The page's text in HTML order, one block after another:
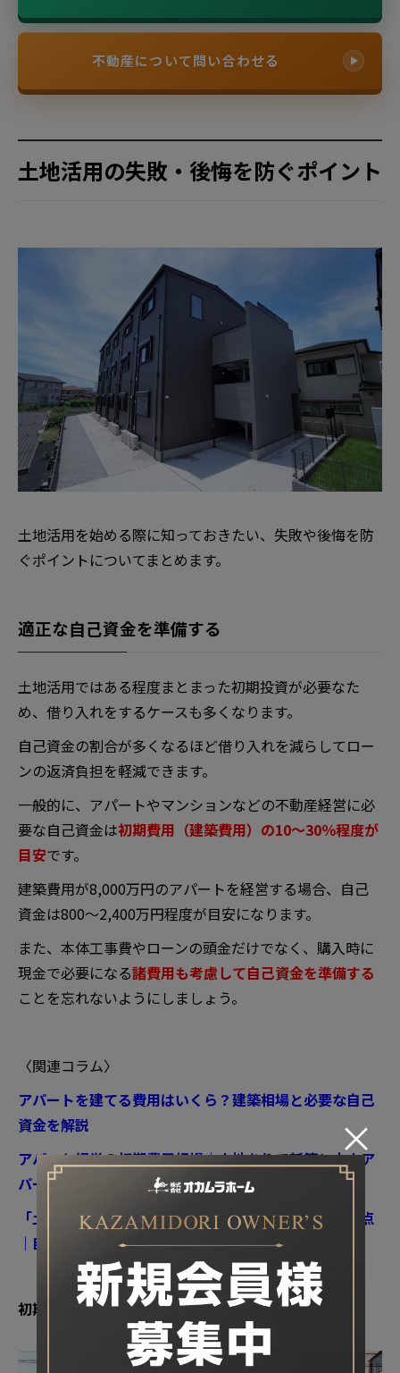
不動産について問い合わせる
土地活用の失敗・後悔を防ぐポイント
土地活用を始める際に知っておきたい、失敗や後悔を防
ぐポイントについてまとめます。
適正な自己資金を準備する
土地活用ではある程度まとまった初期投資が必要なた
め、借り入れをするケースも多くなります。
自己資金の割合が多くなるほど借り入れを減らしてロー
ンの返済負担を軽減できます。
一般的に、アパートやマンションなどの不動産経営に必
要な自己資金は初期費用（建築費用）の10～30％程度が
目安です。
建築費用が8,000万円のアパートを経営する場合、自己
資金は800～2,400万円程度が目安になります。
また、本体工事費やローンの頭金だけでなく、購入時に
現金で必要になる諸費用も考慮して自己資金を準備する
ことを忘れないようにしましょう。
〈関連コラム〉
アパートを建てる費用はいくら？建築相場と必要な自己
資金を解説
アパート経営の初期費用相場｜土地ありで新築と中古ア
パート購入の自己資金目安をシミュレーション
「土地あり」でアパート経営を始めるメリットと注意点
｜自己資金が少ない場合の対策も解説
初期費用をかけない土地活用アイデア
×